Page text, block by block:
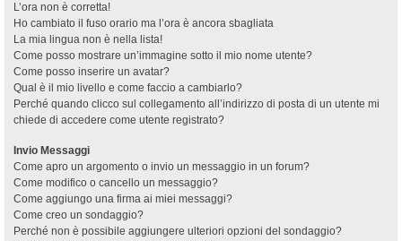
L’ora non è corretta!
Ho cambiato il fuso orario ma l’ora è ancora sbagliata
La mia lingua non è nella lista!
Come posso mostrare un’immagine sotto il mio nome utente?
Come posso inserire un avatar?
Qual è il mio livello e come faccio a cambiarlo?
Perché quando clicco sul collegamento all’indirizzo di posta di un utente mi
chiede di accedere come utente registrato?
Invio Messaggi
Come apro un argomento o invio un messaggio in un forum?
Come modifico o cancello un messaggio?
Come aggiungo una firma ai miei messaggi?
Come creo un sondaggio?
Perché non è possibile aggiungere ulteriori opzioni del sondaggio?